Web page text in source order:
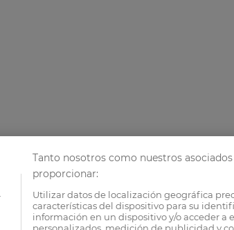
Tanto nosotros como nuestros
proporcionar:
Utilizar datos de localización geográfica
características del dispositivo para su
información en un dispositivo y/o acceder a